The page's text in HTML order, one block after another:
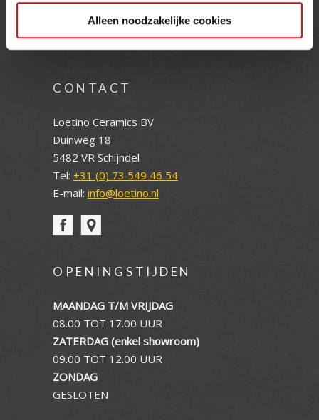
Alleen noodzakelijke cookies
CONTACT
Loetino Ceramics BV
Duinweg 18
5482 VR Schijndel
Tel: +31 (0) 73 549 46 54
E-mail: info@loetino.nl
OPENINGSTIJDEN
MAANDAG T/M VRIJDAG
08.00 TOT 17.00 UUR
ZATERDAG (enkel showroom)
09.00 TOT 12.00 UUR
ZONDAG
GESLOTEN